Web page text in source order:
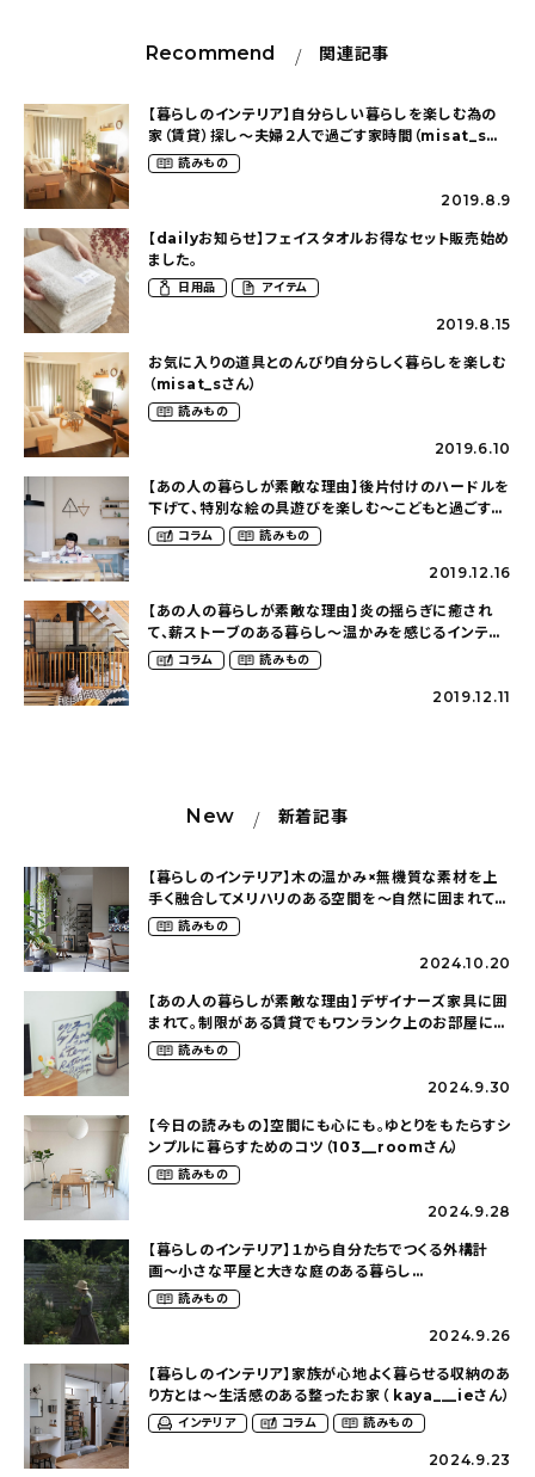
Recommend 関連記事
【暮らしのインテリア】自分らしい暮らしを楽しむ為の
家（賃貸）探し〜夫婦２人で過ごす家時間（misat_sさ
ん） 読みもの
2019.8.9
【dailyお知らせ】フェイスタオルお得なセット販売始め
ました。
日用品 アイテム
2019.8.15
お気に入りの道具とのんびり自分らしく暮らしを楽しむ
（misat_sさん）
読みもの
2019.6.10
【あの人の暮らしが素敵な理由】後片付けのハードルを
下げて、特別な絵の具遊びを楽しむ〜こどもと過ごす冬
のおうち時間 （ak__ie__ie さん）
コラム 読みもの
2019.12.16
【あの人の暮らしが素敵な理由】炎の揺らぎに癒され
て、薪ストーブのある暮らし〜温かみを感じるインテリ
ア（siippoさん）
コラム 読みもの
2019.12.11
New 新着記事
【暮らしのインテリア】木の温かみ×無機質な素材を上
手く融合してメリハリのある空間を〜自然に囲まれて暮
らす（ki_no_ieさん）
読みもの
2024.10.20
【あの人の暮らしが素敵な理由】デザイナーズ家具に囲
まれて。制限がある賃貸でもワンランク上のお部屋に〜
狭くても好きな暮らしのこと（_____chika708さん）
読みもの
2024.9.30
【今日の読みもの】空間にも心にも。ゆとりをもたらすシ
ンプルに暮らすためのコツ（103__roomさん）
読みもの
2024.9.28
【暮らしのインテリア】１から自分たちでつくる外構計
画〜小さな平屋と大きな庭のある暮らし
（tsumikiniwaさん）
読みもの
2024.9.26
【暮らしのインテリア】家族が心地よく暮らせる収納のあ
り方とは〜生活感のある整ったお家（ kaya___ieさん）
インテリア コラム 読みもの
2024.9.23